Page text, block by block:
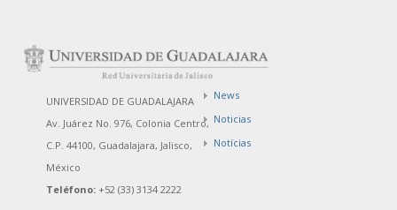
UNIVERSIDAD DE GUADALAJARA
Av. Juárez No. 976, Colonia Centro,
C.P. 44100, Guadalajara, Jalisco,
México
Teléfono: +52 (33) 3134 2222
News
Noticias
Notícias